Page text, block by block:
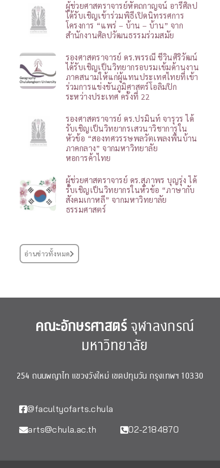
ผู้ช่วยศาสตราจารย์หัตถกาญจน์ อารีศิลป
ได้รับเชิญเข้าร่วมพิธีเปิดนิทรรศการ
โครงการ “แพร่ – บ้าน – บ้าน” จาก
สำนักงานศิลปวัฒนธรรมร่วมสมัย
รองศาสตราจารย์ ดร.พรรณี ชีวินศิริวัฒน์
ได้รับเชิญเป็นวิทยากรอบรมเข้มด้านงาน
ภาคสนามให้แก่ผู้แทนประเทศไทยที่เข้า
ร่วมการแข่งขันภูมิศาสตร์โอลิมปิก
ระหว่างประเทศ ครั้งที่ 22
รองศาสตราจารย์ ดร.ปรมินท์ จารุวร ได้
รับเชิญเป็นวิทยากรเสวนาวิชาการใน
หัวข้อ “สองทศวรรษพลวัตเพลงพื้นบ้าน
ภาคกลาง” จากมหาวิทยาลัย
หอการค้าไทย
ผู้ช่วยศาสตราจารย์ ดร.สุภาพร บุญรุ่ง ได้
รับเชิญเป็นวิทยากรในหัวข้อ “ภาษากับ
สังคมเกาหลี” จากมหาวิทยาลัย
ธรรมศาสตร์
อ่านข่าวทั้งหมด
คณะอักษรศาสตร์จุฬาลงกรณ์
มหาวิทยาลัย
254 ถนนพญาไท แขวงวังใหม่ เขตปทุมวัน กรุงเทพฯ 10330
@facultyofarts.chula
arts@chula.ac.th
02-2184870